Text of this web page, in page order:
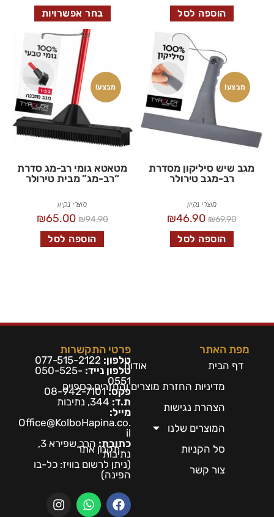
הוספה לסל בחר אפשרויות
מבצע!
מגב שיש סיליקון מסדרת
רב-מגב טירולר
מוצרי נקיון
₪69.90
₪46.90
הוספה לסל
מבצע!
מטאטא גומי רב-מג סדרת
“רב-מג” מבית טירולר
מוצרי נקיון
₪94.90
₪65.00
הוספה לסל
מפת האתר
דף הבית
אודות
מדיניות החזרת מוצרים והחזרים כספיים
הצהרת נגישות
המוצרים שלנו
סל הקניות
תקנון אתר
צור קשר
פרטי התקשרות
טלפון: 077-515-2122
טלפון נייד: 050-525-
0551
פקס:08-942-7101
ת.ד:
מייל:
Office@KolboHapina.co.
il
כתובת:
הרב שפירא 3,
נתיבות
(ניתן לרשום בוויז: כל-בו
הפינה)